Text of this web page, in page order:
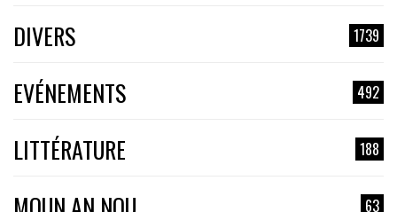
DIVERS 1739
EVÉNEMENTS 492
LITTÉRATURE 188
63